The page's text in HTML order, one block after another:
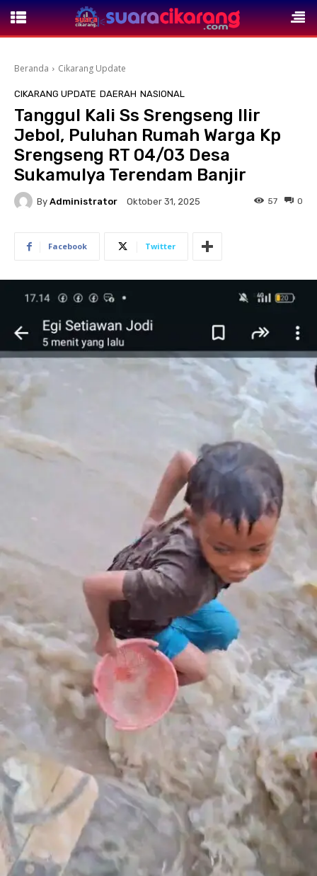
Beranda Cikarang Update
CIKARANG UPDATE DAERAH NASIONAL
Tanggul Kali Ss Srengseng Ilir
Jebol, Puluhan Rumah Warga Kp
Srengseng RT 04/03 Desa
Sukamulya Terendam Banjir
By Administrator Oktober 31, 2025 0
57
Facebook Twitter